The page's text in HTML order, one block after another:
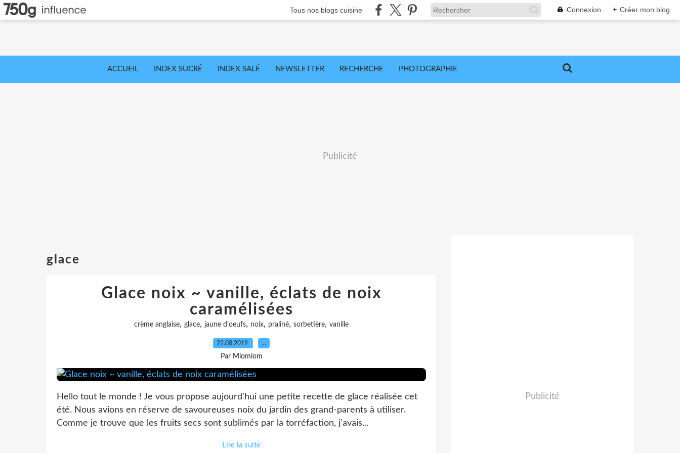
Tous nos blogs cuisine Connexion + Créer mon blog
ACCUEIL INDEX SUCRÉ INDEX SALÉ NEWSLETTER RECHERCHE PHOTOGRAPHIE
Publicité
glace
Glace noix ~ vanille, éclats de noix
caramélisées
crème anglaise, glace, jaune d'oeufs, noix, praliné, sorbetière, vanille
22.08.2019 …
Par Miomiom
Hello tout le monde ! Je vous propose aujourd'hui une petite recette de glace réalisée cet
été. Nous avions en réserve de savoureuses noix du jardin des grand-parents à utiliser.
Comme je trouve que les fruits secs sont sublimés par la torréfaction, j'avais...
Lire la suite
Publicité